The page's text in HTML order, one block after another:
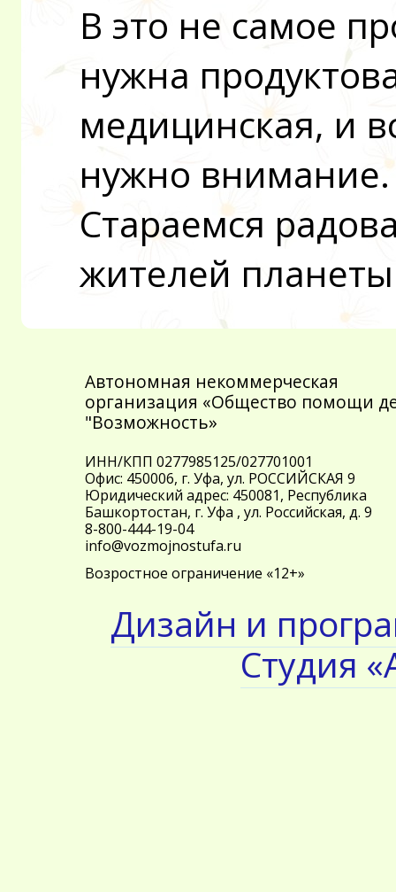
В это не самое
нужна
медицинская, и
нужно внимание.
Стараемся
жителей
Автономная некоммерческая
организация «Общество помощи
"Возможность»
ИНН/КПП 0277985125/027701001
Офис: 450006, г. Уфа, ул. РОССИЙСКАЯ 9
Юридический адрес: 450081, Республика
Башкортостан, г. Уфа , ул. Российская, д. 9
8-800-444-19-04
info@vozmojnostufa.ru
Возростное ограничение «12+»
Дизайн и
Студия